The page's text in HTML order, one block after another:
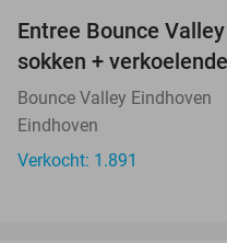
Entree Bounce
sokken +
Bounce Valley Eindhoven
Eindhoven
Verkocht: 1.891